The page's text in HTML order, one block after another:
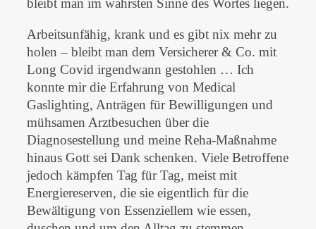
bleibt man im wahrsten Sinne des Wortes liegen.
Arbeitsunfähig, krank und es gibt nix mehr zu
holen – bleibt man dem Versicherer & Co. mit
Long Covid irgendwann gestohlen … Ich
konnte mir die Erfahrung von Medical
Gaslighting, Anträgen für Bewilligungen und
mühsamen Arztbesuchen über die
Diagnosestellung und meine Reha-Maßnahme
hinaus Gott sei Dank schenken. Viele Betroffene
jedoch kämpfen Tag für Tag, meist mit
Energiereserven, die sie eigentlich für die
Bewältigung von Essenziellem wie essen,